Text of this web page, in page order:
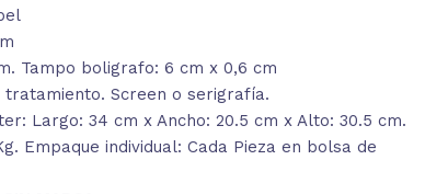
Tampo boligrafo: 6 cm x 0,6 cm
tratamiento. Screen o serigrafía.
Largo: 34 cm x Ancho: 20.5 cm x Alto: 30.5 cm.
Empaque individual: Cada Pieza en bolsa de